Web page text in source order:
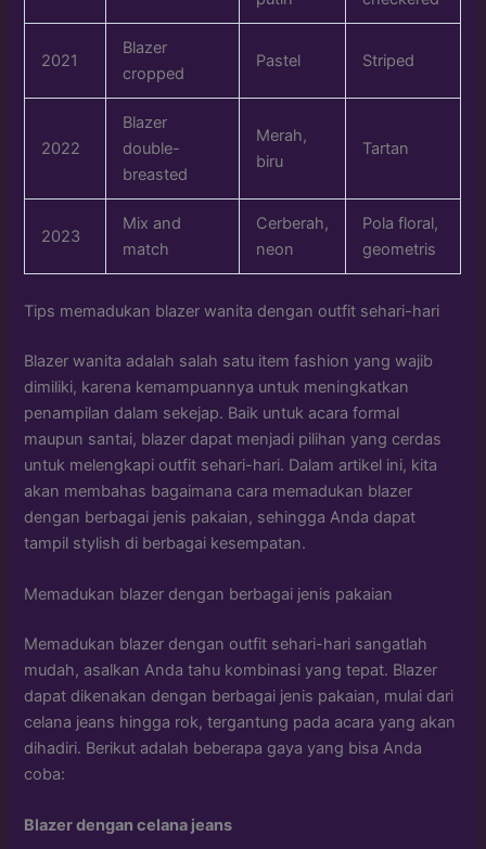
2021
Blazer
cropped
Pastel Striped
2022
Blazer
double-
breasted
Merah,
biru
Tartan
2023
Mix and
match
Cerberah,
neon
Pola floral,
geometris
Tips memadukan blazer wanita dengan outfit sehari-hari
Blazer wanita adalah salah satu item fashion yang wajib
dimiliki, karena kemampuannya untuk meningkatkan
penampilan dalam sekejap. Baik untuk acara formal
maupun santai, blazer dapat menjadi pilihan yang cerdas
untuk melengkapi outfit sehari-hari. Dalam artikel ini, kita
akan membahas bagaimana cara memadukan blazer
dengan berbagai jenis pakaian, sehingga Anda dapat
tampil stylish di berbagai kesempatan.
Memadukan blazer dengan berbagai jenis pakaian
Memadukan blazer dengan outfit sehari-hari sangatlah
mudah, asalkan Anda tahu kombinasi yang tepat. Blazer
dapat dikenakan dengan berbagai jenis pakaian, mulai dari
celana jeans hingga rok, tergantung pada acara yang akan
dihadiri. Berikut adalah beberapa gaya yang bisa Anda
coba:
Blazer dengan celana jeans